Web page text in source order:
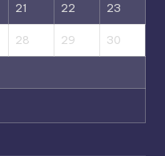
21 22 23
28 29 30